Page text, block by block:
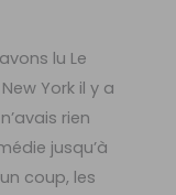
lu Le
York il y a
rien
jusqu’à
coup, les